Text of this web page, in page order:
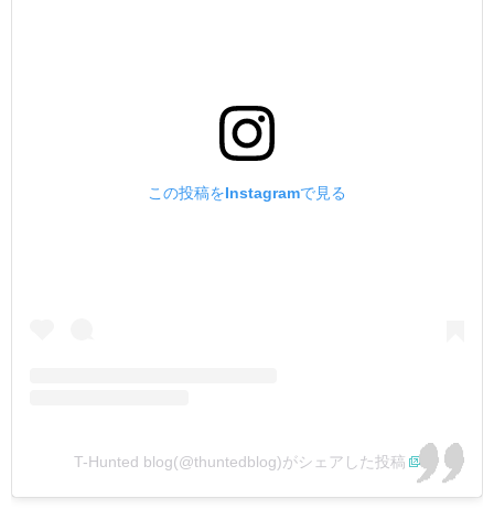
この投稿をInstagramで見る
T-Hunted blog(@thuntedblog)がシェアした投稿